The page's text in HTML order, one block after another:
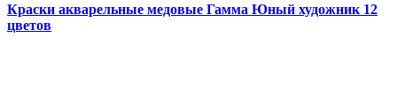
Краски акварельные медовые Гамма Юный художник 12
цветов